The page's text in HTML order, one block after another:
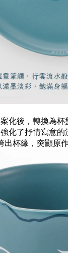
化後，轉換為
化了抒情寫意的
出杯緣，突顯原